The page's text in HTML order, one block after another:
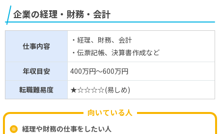
企業の経理・財務・会計
仕事内容
・経理、財務、会計
・伝票記帳、決算書作成など
年収目安
400万円～600万円
転職難易度
★☆☆☆☆(易しめ)
向いている人
経理や財務の仕事をしたい人